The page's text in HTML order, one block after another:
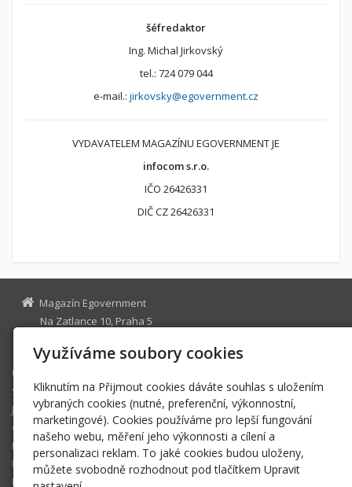
šéfredaktor
Ing. Michal Jirkovský
tel.: 724 079 044
e-mail.: jirkovsky@egovernment.cz
VYDAVATELEM MAGAZÍNU EGOVERNMENT JE
infocom s.r.o.
IČO 26426331
DIČ CZ 26426331
Magazín Egovernment
Na Zatlance 10, Praha 5
egovernment@egovernment.cz
Úvodní stránka
STUDIO
JIHLAVA
eOSOBNOST
ROK INFORMATIKY
MIKULOV
EGOVERNMENT THE BEST
Využíváme soubory cookies
Kliknutím na Přijmout cookies dáváte souhlas s uložením
vybraných cookies (nutné, preferenční, výkonnostní,
marketingové). Cookies používáme pro lepší fungování
našeho webu, měření jeho výkonnosti a cílení a
personalizaci reklam. To jaké cookies budou uloženy,
můžete svobodně rozhodnout pod tlačítkem Upravit